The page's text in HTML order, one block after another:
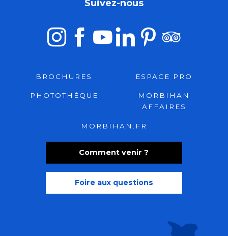
Comment venir ?
Foire aux questions
Suivez-nous
BROCHURES ESPACE PRO
PHOTOTHÈQUE
MORBIHAN
AFFAIRES
MORBIHAN.FR